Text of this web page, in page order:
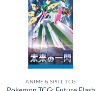
ANIME & SPILL TCG